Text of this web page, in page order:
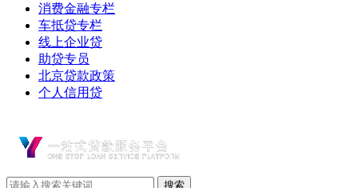
消费金融专栏
车抵贷专栏
线上企业贷
助贷专员
北京贷款政策
个人信用贷